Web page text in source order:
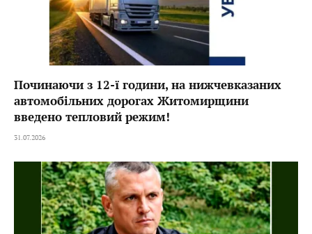
Починаючи з 12-ї години, на нижчевказаних
автомобільних дорогах Житомирщини
введено тепловий режим!
31.07.2026